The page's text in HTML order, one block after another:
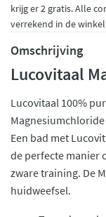
krijg er 2 gratis. Alle
verrekend in de
Omschrijving
Lucovitaal
Lucovitaal 100%
Een bad met
de perfecte manier
zware training. De
huidweefsel.